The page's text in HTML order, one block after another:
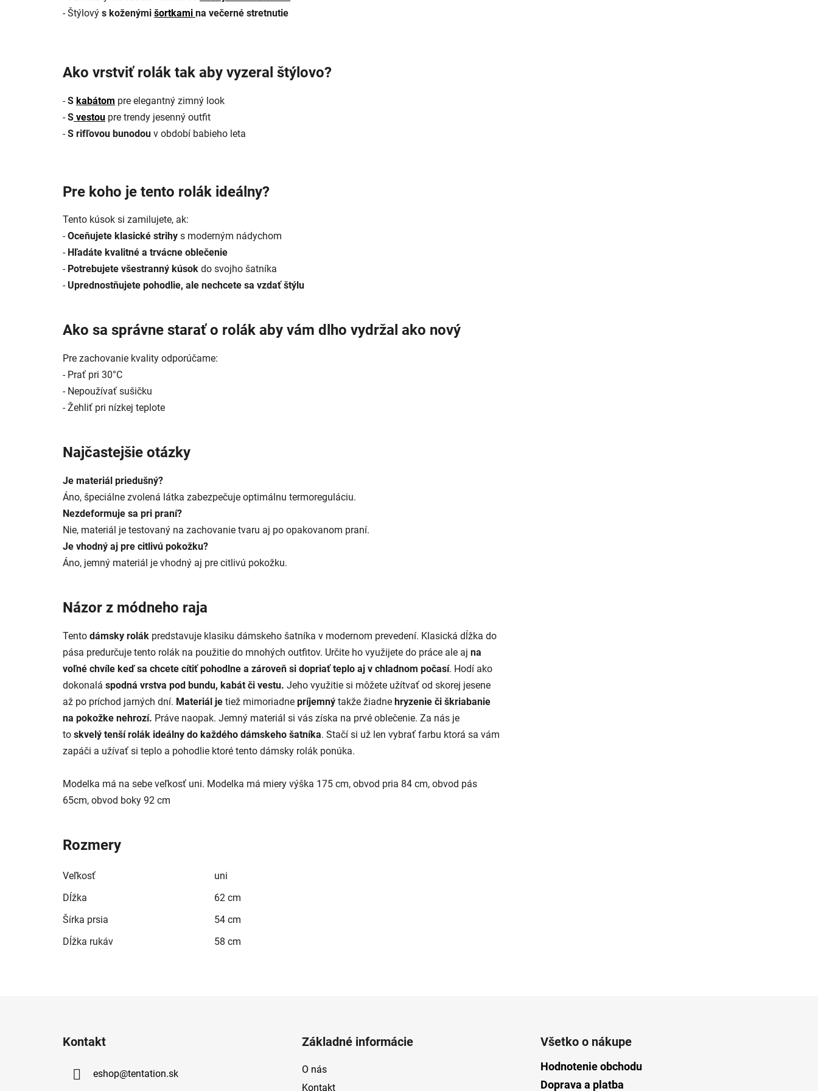
- Štýlový s koženými šortkami na večerné stretnutie
Ako vrstviť rolák tak aby vyzeral štýlovo?
-S kabátom pre elegantný zimný look
-S vestou pre trendy jesenný outfit
-S rifľovou bunodou v období babieho leta
Pre koho je tento rolák ideálny?
Tento kúsok si zamilujete, ak:
-Oceňujete klasické strihy s moderným nádychom
-Hľadáte kvalitné a trvácne oblečenie
- Potrebujete všestranný kúsok do svojho šatníka
-Uprednostňujete pohodlie, ale nechcete sa vzdať štýlu
Ako sa správne starať o rolák aby vám dlho vydržal ako nový
Pre zachovanie kvality odporúčame:
- Prať pri 30°C
- Nepoužívať sušičku
- Žehliť pri nízkej teplote
Najčastejšie otázky
Je materiál priedušný?
Áno, špeciálne zvolená látka zabezpečuje optimálnu termoreguláciu.
Nezdeformuje sa pri praní?
Nie, materiál je testovaný na zachovanie tvaru aj po opakovanom praní.
Je vhodný aj pre citlivú pokožku?
Áno, jemný materiál je vhodný aj pre citlivú pokožku.
Názor z módneho raja
Tento dámsky rolák predstavuje klasiku dámskeho šatníka v modernom prevedení. Klasická dĺžka do
pása predurčuje tento rolák na použitie do mnohých outfitov. Určite ho využijete do práce ale aj na
voľné chvíle keď sa chcete cítiť pohodlne a zároveň si dopriať teplo aj v chladnom počasí. Hodí ako
dokonalá spodná vrstva pod bundu, kabát či vestu. Jeho využitie si môžete užítvať od skorej jesene
až po príchod jarných dní. Materiál je tiež mimoriadne príjemný takže žiadne hryzenie či škriabanie
na pokožke nehrozí. Práve naopak. Jemný materiál si vás získa na prvé oblečenie. Za nás je
to skvelý tenší rolák ideálny do každého dámskeho šatníka. Stačí si už len vybrať farbu ktorá sa vám
zapáči a užívať si teplo a pohodlie ktoré tento dámsky rolák ponúka.
Modelka má na sebe veľkosť uni. Modelka má miery výška 175 cm, obvod pria 84 cm, obvod pás
65cm, obvod boky 92 cm
Rozmery
Veľkosť
uni
Dĺžka
62 cm
Šírka prsia
54 cm
Dĺžka rukáv
58 cm
Kontakt
eshop@tentation.sk
Základné informácie
O nás
Kontakt
Všetko o nákupe
Hodnotenie obchodu
Doprava a platba